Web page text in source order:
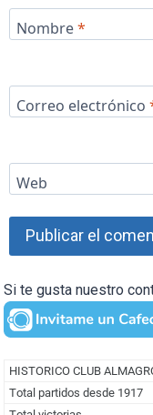
Nombre*
Correo electrónico
Web
Si te gusta nuestro